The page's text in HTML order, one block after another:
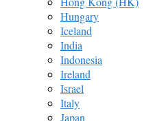
Hungary
Iceland
India
Indonesia
Ireland
Israel
Italy
Japan